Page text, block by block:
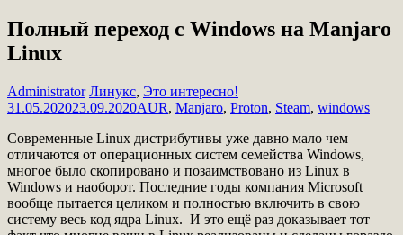
Полный переход с Windows на Manjaro
Linux
Administrator Линукс, Это интересно!
31.05.202023.09.2020AUR, Manjaro, Proton, Steam, windows
Современные Linux дистрибутивы уже давно мало чем
отличаются от операционных систем семейства Windows,
многое было скопировано и позаимствовано из Linux в
Windows и наоборот. Последние годы компания Microsoft
вообще пытается целиком и полностью включить в свою
систему весь код ядра Linux. И это ещё раз доказывает тот